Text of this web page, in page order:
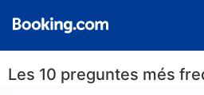
Les 10 preguntes més